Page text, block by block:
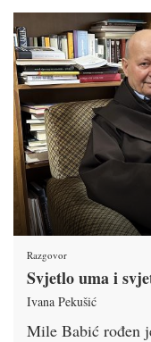
Razgovor
Svjetlo uma i
Ivana Pekušić
Mile Babić rođen